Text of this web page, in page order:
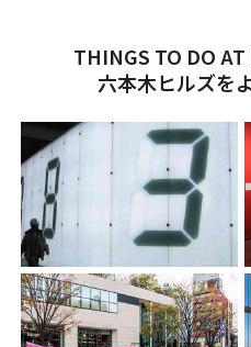
サイト
THINGS TO DO
六本木ヒルズを